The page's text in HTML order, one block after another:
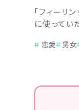
「フィーリ
に使ってい
恋愛 男女